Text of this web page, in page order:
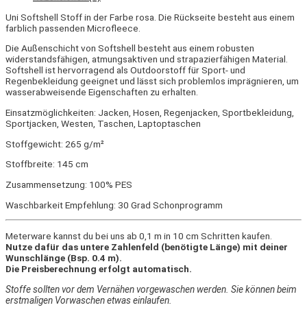
UniSoftshell Stoff in der Farbe rosa. Die Rückseite besteht aus einem
farblich passenden Microfleece.
Die Außenschicht von Softshell besteht aus einem robusten
widerstandsfähigen, atmungsaktiven und strapazierfähigen Material.
Softshell ist hervorragend als Outdoorstoff für Sport- und
Regenbekleidung geeignet und lässt sich problemlos imprägnieren, um
wasserabweisende Eigenschaften zu erhalten.
Einsatzmöglichkeiten: Jacken, Hosen, Regenjacken, Sportbekleidung,
Sportjacken, Westen, Taschen, Laptoptaschen
Stoffgewicht: 265 g/m²
Stoffbreite: 145 cm
Zusammensetzung: 100% PES
Waschbarkeit Empfehlung: 30 Grad Schonprogramm
Meterware kannst du bei uns ab 0,1 m in 10 cm Schritten kaufen.
Nutze dafür das untere Zahlenfeld (benötigte Länge) mit deiner
Wunschlänge (Bsp. 0.4 m).
Die Preisberechnung erfolgt automatisch.
Stoffe sollten vor dem Vernähen vorgewaschen werden. Sie können beim
erstmaligen Vorwaschen etwas einlaufen.